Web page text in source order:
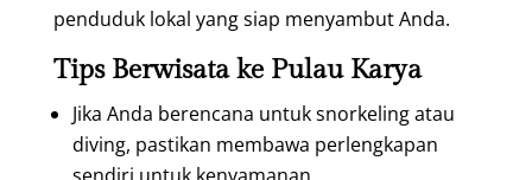
penduduk lokal yang siap menyambut Anda.
Tips Berwisata ke Pulau Karya
Jika Anda berencana untuk snorkeling atau
diving, pastikan membawa perlengkapan